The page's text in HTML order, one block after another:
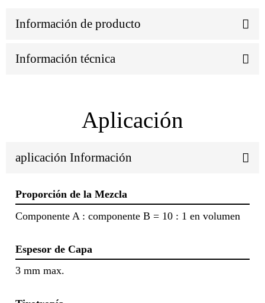
Información de producto
Información técnica
Aplicación
aplicación Información
Proporción de la Mezcla
Componente A : componente B = 10 : 1 en volumen
Espesor de Capa
3 mm max.